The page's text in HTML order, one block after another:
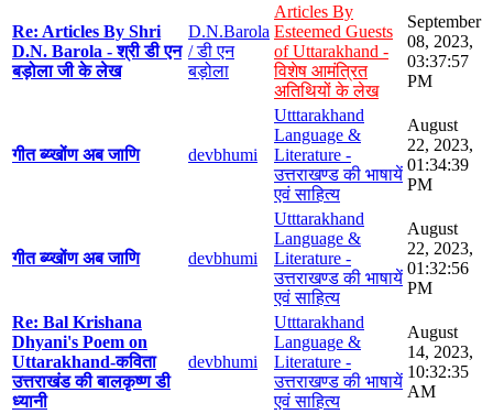
Re: Articles By Shri
D.N. Barola - श्री डी एन
बड़ोला जी के लेख
D.N.Barola
/ डी एन
बड़ोला
Articles By
Esteemed Guests
of Uttarakhand -
विशेष आमंत्रित
अतिथियों के लेख
September
08, 2023,
03:37:57
PM
गीत ब्य्खोंण अब जाणि devbhumi
Utttarakhand
Language &
Literature -
उत्तराखण्ड की भाषायें
एवं साहित्य
August
22, 2023,
01:34:39
PM
गीत ब्य्खोंण अब जाणि devbhumi
Utttarakhand
Language &
Literature -
उत्तराखण्ड की भाषायें
एवं साहित्य
August
22, 2023,
01:32:56
PM
Re: Bal Krishana
Dhyani's Poem on
Uttarakhand-कविता
उत्तराखंड की बालकृष्ण डी
ध्यानी
devbhumi
Utttarakhand
Language &
Literature -
उत्तराखण्ड की भाषायें
एवं साहित्य
August
14, 2023,
10:32:35
AM